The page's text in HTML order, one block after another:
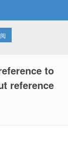
to
reference